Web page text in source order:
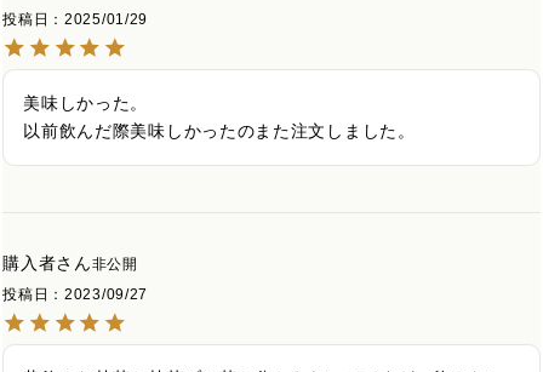
投稿日
2025/01/29
美味しかった。
以前飲んだ際美味しかったのまた注文しました。
購入者
非公開
投稿日
2023/09/27